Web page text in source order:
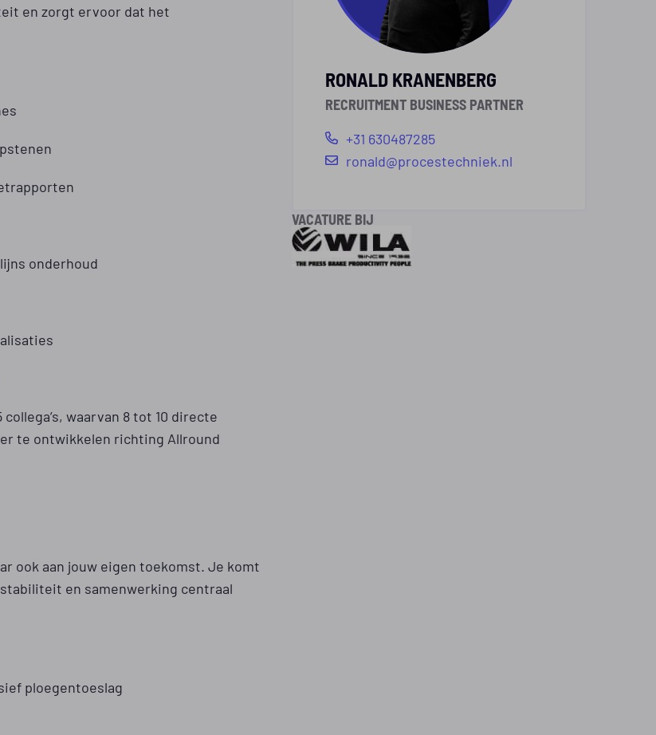
en zorgt ervoor dat het
onderhoud
waarvan 8 tot 10 directe
te ontwikkelen richting Allround
ook aan jouw eigen toekomst. Je komt
en samenwerking centraal
ploegentoeslag
RONALD KRANENBERG
RECRUITMENT BUSINESS PARTNER
+31 630487285
ronald@procestechniek.nl
VACATURE BIJ